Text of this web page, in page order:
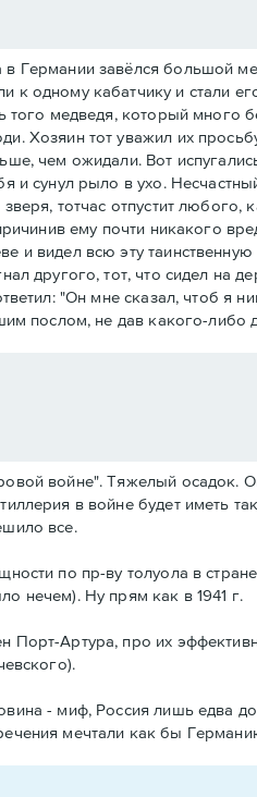
Германии завёлся большой
одному кабатчику и стали
того медведя, который много
Хозяин тот уважил их
чем ожидали. Вот
и сунул рыло в ухо.
тотчас отпустит любого,
ему почти никакого
видел всю эту
другого, тот, что сидел на
"Он мне сказал, чтоб я
послом, не дав какого-либо
войне". Тяжелый осадок.
в войне будет иметь
все.
по пр-ву толуола в
нечем). Ну прям как в 1941 г.
Порт-Артура, про их
- миф, Россия лишь едва
мечтали как бы